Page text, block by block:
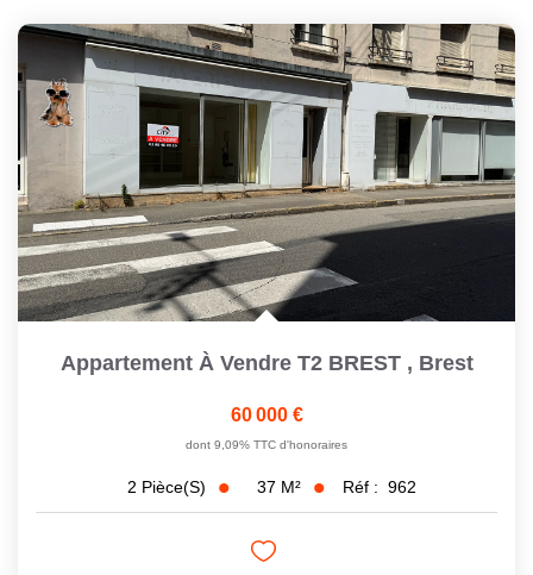
Appartement À Vendre T2 BREST , Brest
60 000 €
dont 9,09% TTC d'honoraires
2 Pièce(s) 37 M² Réf : 962